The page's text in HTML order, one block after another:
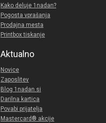
Kako deluje 1nadan?
Pogosta vprašanja
Prodajna mesta
Printbox tiskanje
Aktualno
Novice
Zaposlitev
Blog 1nadan.si
Darilna kartica
Povabi prijatelja
Mastercard® akcije